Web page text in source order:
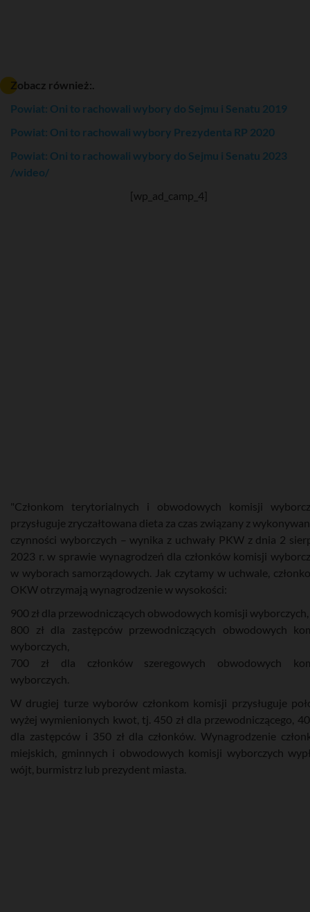
Zobacz również:.
Powiat: Oni to rachowali wybory do Sejmu i Senatu 2019
Powiat: Oni to rachowali wybory Prezydenta RP 2020
Powiat: Oni to rachowali wybory do Sejmu i Senatu 2023
/wideo/
[wp_ad_camp_4]
"Członkom terytorialnych i obwodowych komisji
przysługuje zryczałtowana dieta za czas związany z
czynności wyborczych – wynika z uchwały PKW z dnia 2
2023 r. w sprawie wynagrodzeń dla członków komisji
w wyborach samorządowych. Jak czytamy w uchwale,
OKW otrzymają wynagrodzenie w wysokości:
900 zł dla przewodniczących obwodowych komisji wyborczych,
800 zł dla zastępców przewodniczących obwodowych
wyborczych,
700 zł dla członków szeregowych obwodowych
wyborczych.
W drugiej turze wyborów członkom komisji przysługuje
wyżej wymienionych kwot, tj. 450 zł dla przewodniczącego,
dla zastępców i 350 zł dla członków. Wynagrodzenie
miejskich, gminnych i obwodowych komisji wyborczych
wójt, burmistrz lub prezydent miasta.